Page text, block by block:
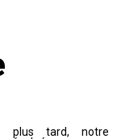
plus tard, notre